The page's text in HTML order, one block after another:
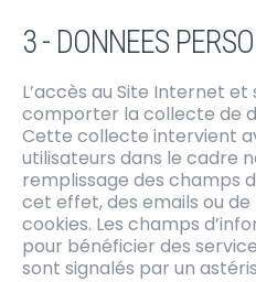
3 - DONNEES
L’accès au Site Internet
comporter la collecte de
Cette collecte intervient
utilisateurs dans le cadre
remplissage des champs
cet effet, des emails ou
cookies. Les champs
pour bénéficier des
sont signalés par un